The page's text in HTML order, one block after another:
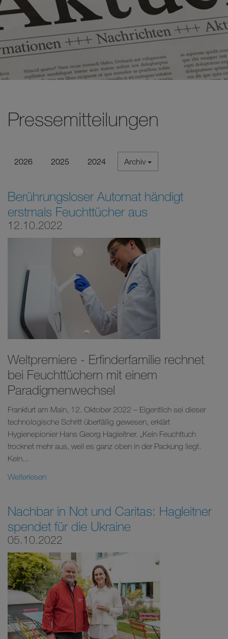
Pressemitteilungen
2026 2025 2024 Archiv
Berührungsloser Automat händigt
erstmals Feuchttücher aus
12.10.2022
Weltpremiere - Erfinderfamilie rechnet
bei Feuchttüchern mit einem
Paradigmenwechsel
Frankfurt am Main, 12. Oktober 2022 – Eigentlich sei dieser
technologische Schritt überfällig gewesen, erklärt
Hygienepionier Hans Georg Hagleitner. „Kein Feuchttuch
trocknet mehr aus, weil es ganz oben in der Packung liegt.
Kein...
Weiterlesen
Nachbar in Not und Caritas: Hagleitner
spendet für die Ukraine
05.10.2022